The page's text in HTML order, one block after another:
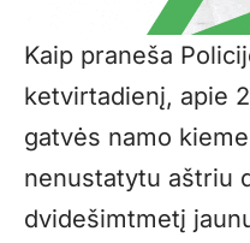
Kaip praneša
ketvirtadienį, apie
gatvės namo
nenustatytu aštriu
dvidešimtmetį